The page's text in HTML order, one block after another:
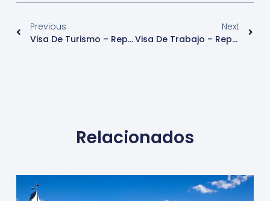
Previous
Visa De Turismo – República Dominicana
Next
Visa De Trabajo – República Dominicana
Relacionados